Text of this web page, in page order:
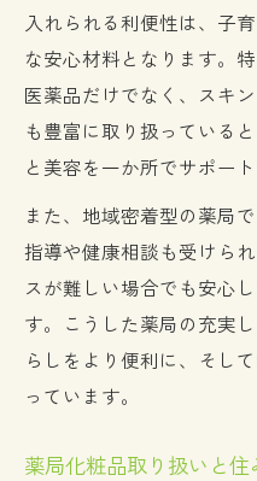
入れられる利便性は、子
な安心材料となります。
医薬品だけでなく、スキ
も豊富に取り扱っている
と美容を一か所でサポー
また、地域密着型の薬局
指導や健康相談も受けら
スが難しい場合でも安心
す。こうした薬局の充実
らしをより便利に、そし
っています。
薬局化粧品取り扱いと